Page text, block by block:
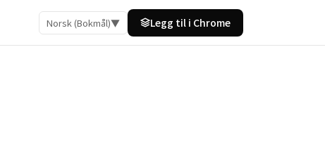
Norsk (Bokmål)▼ Legg til i Chrome